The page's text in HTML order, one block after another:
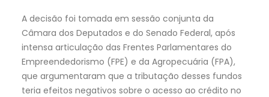
A decisão foi tomada em sessão conjunta da
Câmara dos Deputados e do Senado Federal, após
intensa articulação das Frentes Parlamentares do
Empreendedorismo (FPE) e da Agropecuária (FPA),
que argumentaram que a tributação desses fundos
teria efeitos negativos sobre o acesso ao crédito no